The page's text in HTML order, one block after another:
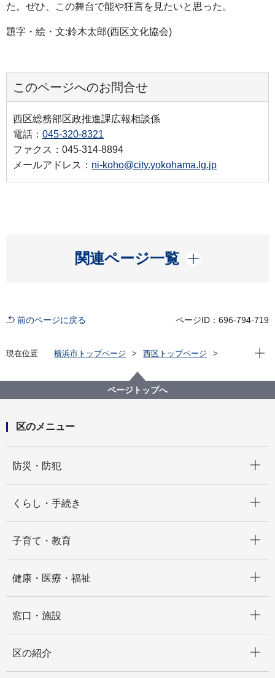
た。ぜひ、この舞台で能や狂言を見たいと思った。
題字・絵・文:鈴木太郎(西区文化協会)
このページへのお問合せ
西区総務部区政推進課広報相談係
電話： 045-320-8321
ファクス：045-314-8894
メールアドレス： ni-koho@city.yokohama.lg.jp
関連ページ一覧
開く
前のページに戻る ページID：696-794-719
現在位置 横浜市トップページ
西区トップページ
温故知新！西区てくてくスケッチ
温故知新！西区てくてくスケッチ：第三十四回 横浜能
楽堂
現在
ページトップへ
区のメニュー
防災・防犯
くらし・手続き
子育て・教育
健康・医療・福祉
窓口・施設
区の紹介